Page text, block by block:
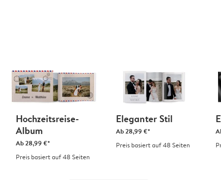
Hochzeitsreise-
Album
Ab28,99 €*
Preis basiert auf 48 Seiten
Eleganter Stil
Ab28,99 €*
Preis basiert auf 48 Seiten